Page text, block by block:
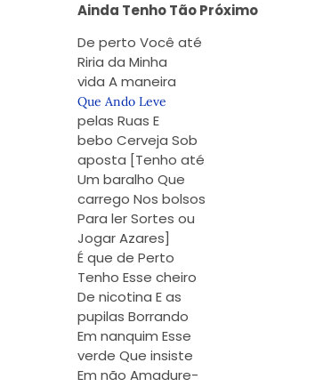
Ainda Tenho Tão Próximo
De perto Você até
Riria da Minha
vida A maneira
Que Ando Leve
pelas Ruas E
bebo Cerveja Sob
aposta [Tenho até
Um baralho Que
carrego Nos bolsos
Para ler Sortes ou
Jogar Azares]
É que de Perto
Tenho Esse cheiro
De nicotina E as
pupilas Borrando
Em nanquim Esse
verde Que insiste
Em não Amadure-